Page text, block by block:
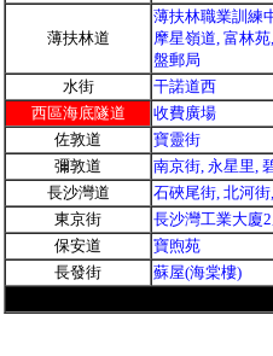
薄扶林道
薄扶林職業訓練
摩星嶺道, 富林
盤郵局
水街
干諾道西
西區海底隧道
收費廣場
佐敦道
寶靈街
彌敦道
南京街, 永星里,
長沙灣道
石硤尾街, 北河
東京街
長沙灣工業大廈
保安道
寶煦苑
長發街
蘇屋(海棠樓)